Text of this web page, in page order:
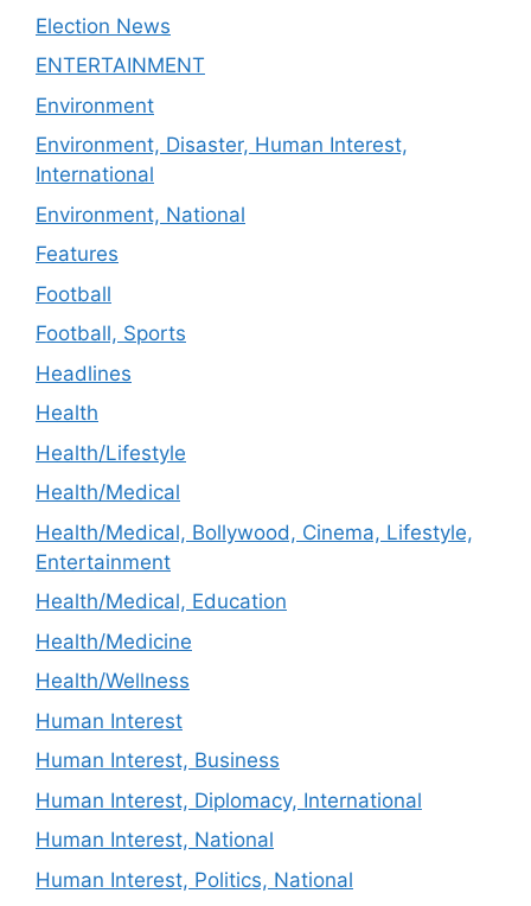
Election News
ENTERTAINMENT
Environment
Environment, Disaster, Human Interest,
International
Environment, National
Features
Football
Football, Sports
Headlines
Health
Health/Lifestyle
Health/Medical
Health/Medical, Bollywood, Cinema, Lifestyle,
Entertainment
Health/Medical, Education
Health/Medicine
Health/Wellness
Human Interest
Human Interest, Business
Human Interest, Diplomacy, International
Human Interest, National
Human Interest, Politics, National